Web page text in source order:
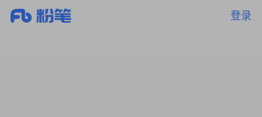
登录